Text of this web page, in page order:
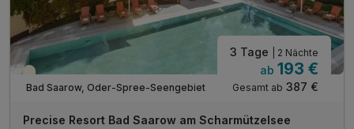
Teilweise ausgelastet
Bad Saarow, Oder-Spree-Seengebiet
3 Tage | 2 Nächte
ab 193 €
Gesamt ab 387 €
Precise Resort Bad Saarow am Scharmützelsee